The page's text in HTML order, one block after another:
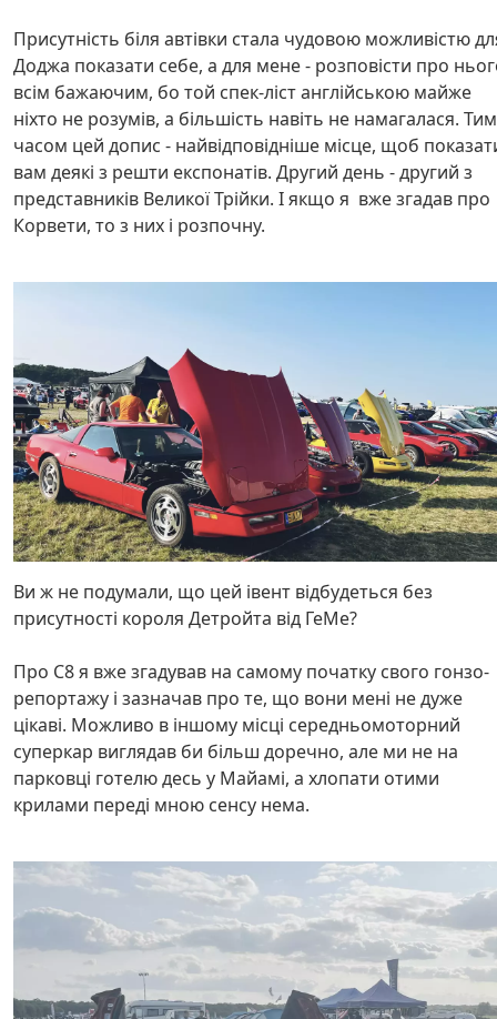
Присутність біля автівки стала чудовою можливістю
Доджа показати себе, а для мене - розповісти про
всім бажаючим, бо той спек-ліст англійською майже
ніхто не розумів, а більшість навіть не намагалася. Тим
часом цей допис - найвідповідніше місце, щоб
вам деякі з решти експонатів. Другий день - другий з
представників Великої Трійки. І якщо я вже згадав про
Корвети, то з них і розпочну.
Ви ж не подумали, що цей івент відбудеться без
присутності короля Детройта від ГеМе?
Про С8 я вже згадував на самому початку свого гонзо-
репортажу і зазначав про те, що вони мені не дуже
цікаві. Можливо в іншому місці середньомоторний
суперкар виглядав би більш доречно, але ми не на
парковці готелю десь у Майамі, а хлопати отими
крилами переді мною сенсу нема.